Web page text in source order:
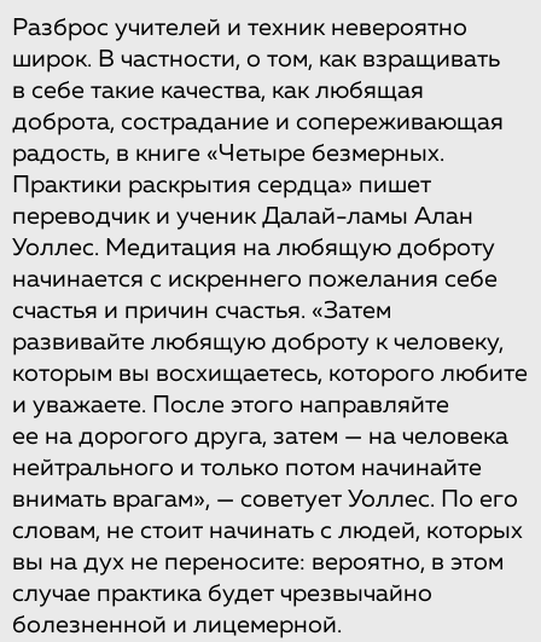
Разброс учителей и техник невероятно
широк. В частности, о том, как взращивать
в себе такие качества, как любящая
доброта, сострадание и сопереживающая
радость, в книге «Четыре безмерных.
Практики раскрытия сердца» пишет
переводчик и ученик Далай-ламы Алан
Уоллес. Медитация на любящую доброту
начинается с искреннего пожелания себе
счастья и причин счастья. «Затем
развивайте любящую доброту к человеку,
которым вы восхищаетесь, которого любите
и уважаете. После этого направляйте
ее на дорогого друга, затем — на человека
нейтрального и только потом начинайте
внимать врагам», — советует Уоллес. По его
словам, не стоит начинать с людей, которых
вы на дух не переносите: вероятно, в этом
случае практика будет чрезвычайно
болезненной и лицемерной.